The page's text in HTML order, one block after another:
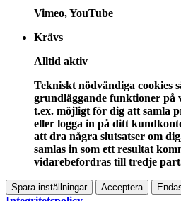
Vimeo, YouTube
Krävs
Alltid aktiv
Tekniskt nödvändiga cookies
grundläggande funktioner på
t.ex. möjligt för dig att samla
eller logga in på ditt
att dra några slutsatser om
samlas in som ett resultat
vidarebefordras till tredje
Spara inställningar Acceptera